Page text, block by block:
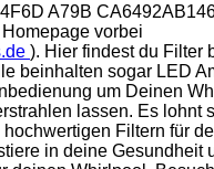
vorbei
). Hier findest du Filter
beinhalten sogar LED
um Deinen
lassen. Es lohnt
Filtern für
in deine Gesundheit